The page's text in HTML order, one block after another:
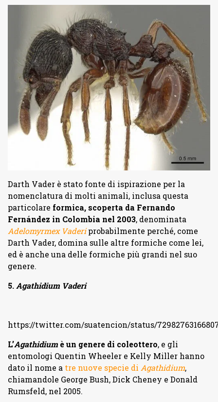
Darth Vader è stato fonte di ispirazione per la
nomenclatura di molti animali, inclusa questa
particolare formica, scoperta da Fernando
Fernández in Colombia nel 2003, denominata
Adelomyrmex Vaderi probabilmente perché, come
Darth Vader, domina sulle altre formiche come lei,
ed è anche una delle formiche più grandi nel suo
genere.
5.Agathidium Vaderi
https://twitter.com/suatencion/status/
L’Agathidium è un genere di coleottero, e gli
entomologi Quentin Wheeler e Kelly Miller hanno
dato il nome a tre nuove specie di Agathidium,
chiamandole George Bush, Dick Cheney e Donald
Rumsfeld, nel 2005.